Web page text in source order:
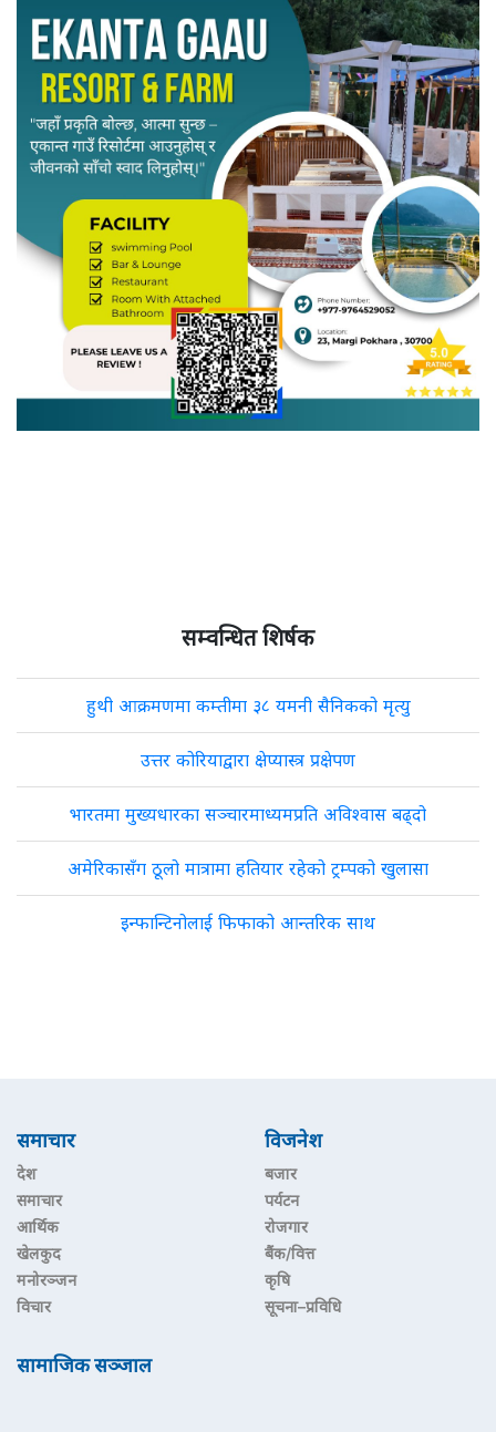
सम्वन्धित शिर्षक
हुथी आक्रमणमा कम्तीमा ३८ यमनी सैनिकको मृत्यु
उत्तर कोरियाद्वारा क्षेप्यास्त्र प्रक्षेपण
भारतमा मुख्यधारका सञ्चारमाध्यमप्रति अविश्वास बढ्दो
अमेरिकासँग ठूलो मात्रामा हतियार रहेको ट्रम्पको खुलासा
इन्फान्टिनोलाई फिफाको आन्तरिक साथ
समाचार
देश
समाचार
आर्थिक
खेलकुद
मनोरञ्जन
विचार
विजनेश
बजार
पर्यटन
रोजगार
बैंक/वित्त
कृषि
सूचना–प्रविधि
सामाजिक सञ्जाल